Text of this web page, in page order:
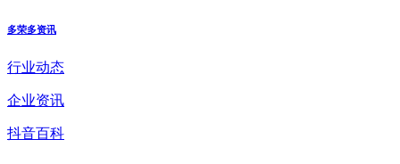
多荣多资讯
行业动态
企业资讯
抖音百科